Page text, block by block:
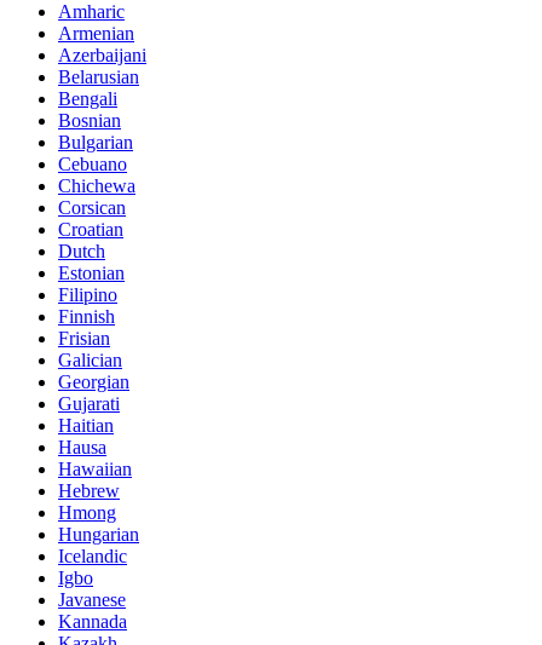
Amharic
Armenian
Azerbaijani
Belarusian
Bengali
Bosnian
Bulgarian
Cebuano
Chichewa
Corsican
Croatian
Dutch
Estonian
Filipino
Finnish
Frisian
Galician
Georgian
Gujarati
Haitian
Hausa
Hawaiian
Hebrew
Hmong
Hungarian
Icelandic
Igbo
Javanese
Kannada